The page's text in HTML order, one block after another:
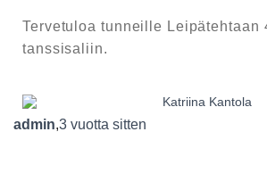
Tervetuloa tunneille Leipätehtaan
tanssisaliin.
admin,3 vuotta sitten